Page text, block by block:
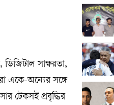
ডিজিটাল সাক্ষরতা,
একে-অন্যের সঙ্গে
টেকসই প্রবৃদ্ধির